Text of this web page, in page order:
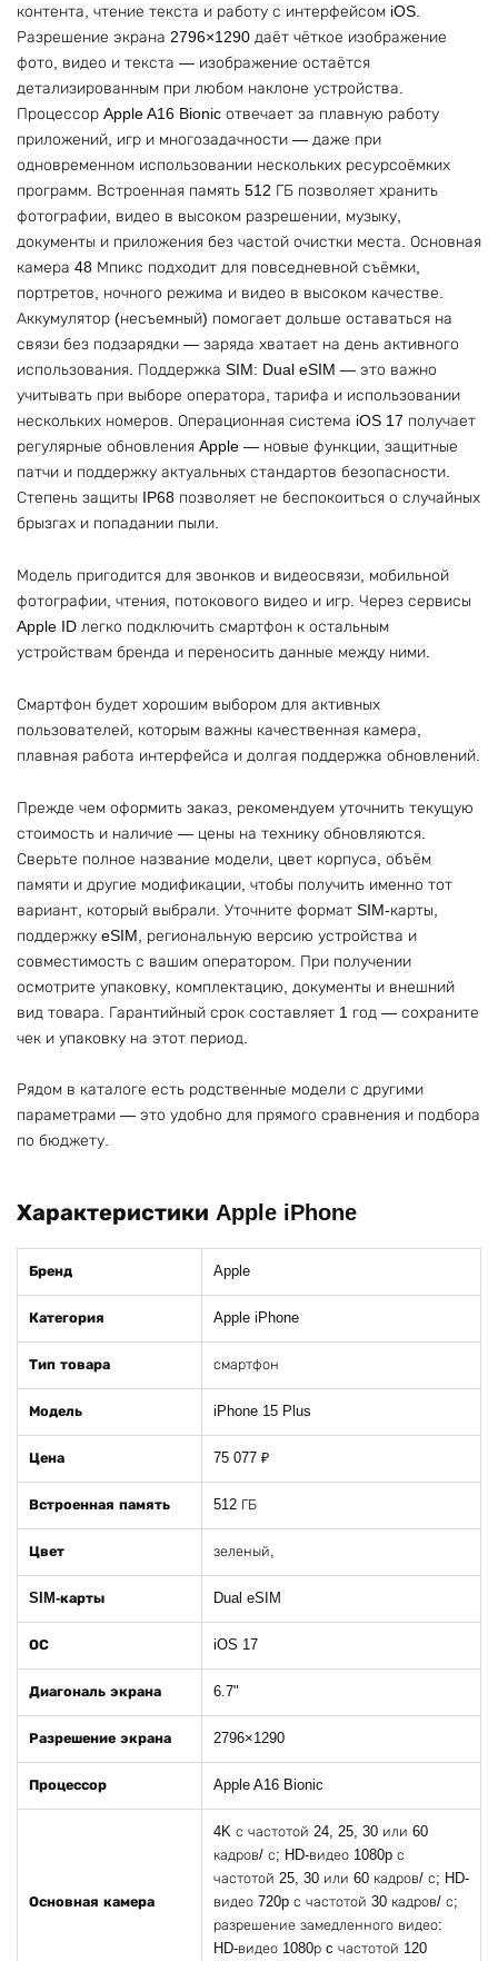
контента, чтение текста и работу с интерфейсом iOS.
Разрешение экрана 2796×1290 даёт чёткое изображение
фото, видео и текста — изображение остаётся
детализированным при любом наклоне устройства.
Процессор Apple A16 Bionic отвечает за плавную работу
приложений, игр и многозадачности — даже при
одновременном использовании нескольких ресурсоёмких
программ. Встроенная память 512 ГБ позволяет хранить
фотографии, видео в высоком разрешении, музыку,
документы и приложения без частой очистки места. Основная
камера 48 Мпикс подходит для повседневной съёмки,
портретов, ночного режима и видео в высоком качестве.
Аккумулятор (несъемный) помогает дольше оставаться на
связи без подзарядки — заряда хватает на день активного
использования. Поддержка SIM: Dual eSIM — это важно
учитывать при выборе оператора, тарифа и использовании
нескольких номеров. Операционная система iOS 17 получает
регулярные обновления Apple — новые функции, защитные
патчи и поддержку актуальных стандартов безопасности.
Степень защиты IP68 позволяет не беспокоиться о случайных
брызгах и попадании пыли.
Модель пригодится для звонков и видеосвязи, мобильной
фотографии, чтения, потокового видео и игр. Через сервисы
Apple ID легко подключить смартфон к остальным
устройствам бренда и переносить данные между ними.
Смартфон будет хорошим выбором для активных
пользователей, которым важны качественная камера,
плавная работа интерфейса и долгая поддержка обновлений.
Прежде чем оформить заказ, рекомендуем уточнить текущую
стоимость и наличие — цены на технику обновляются.
Сверьте полное название модели, цвет корпуса, объём
памяти и другие модификации, чтобы получить именно тот
вариант, который выбрали. Уточните формат SIM-карты,
поддержку eSIM, региональную версию устройства и
совместимость с вашим оператором. При получении
осмотрите упаковку, комплектацию, документы и внешний
вид товара. Гарантийный срок составляет 1 год — сохраните
чек и упаковку на этот период.
Рядом в каталоге есть родственные модели с другими
параметрами — это удобно для прямого сравнения и подбора
по бюджету.
Характеристики Apple iPhone
Бренд Apple
Категория Apple iPhone
Тип товара смартфон
Модель iPhone 15 Plus
Цена 75 077 ₽
Встроенная память 512 ГБ
Цвет зеленый,
SIM-карты Dual eSIM
ОС iOS 17
Диагональ экрана 6.7"
Разрешение экрана 2796×1290
Процессор Apple A16 Bionic
Основная камера
4K с частотой 24, 25, 30 или 60
кадров/ с; HD-видео 1080p с
частотой 25, 30 или 60 кадров/ с; HD-
видео 720p с частотой 30 кадров/ с;
разрешение замедленного видео:
HD-видео 1080р c частотой 120